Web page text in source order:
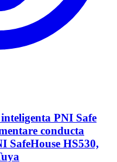
PNI Safe
conducta
SafeHouse HS530,